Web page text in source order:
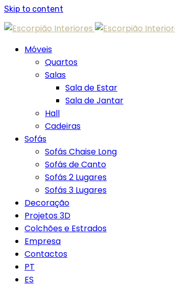
Skip to content
Móveis
Quartos
Salas
Sala de Estar
Sala de Jantar
Hall
Cadeiras
Sofás
Sofás Chaise Long
Sofás de Canto
Sofás 2 Lugares
Sofás 3 Lugares
Decoração
Projetos 3D
Colchões e Estrados
Empresa
Contactos
PT
ES